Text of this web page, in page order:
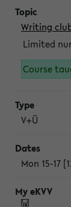
Writing
Limited
Course
V+Ü
Mon 15-17